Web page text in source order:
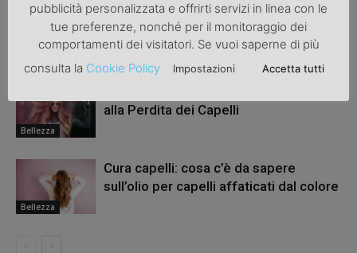
Tinta per capelli fai da te: istruzioni
per l’uso
Bellezza
alla Perdita dei Capelli
Bellezza
Cura capelli: cosa c’è da sapere
sull’olio per capelli affaticati dal colore
pubblicità personalizzata e offrirti servizi in linea con le
tue preferenze, nonché per il monitoraggio dei
comportamenti dei visitatori. Se vuoi saperne di più
consulta la Cookie Policy Impostazioni Accetta tutti